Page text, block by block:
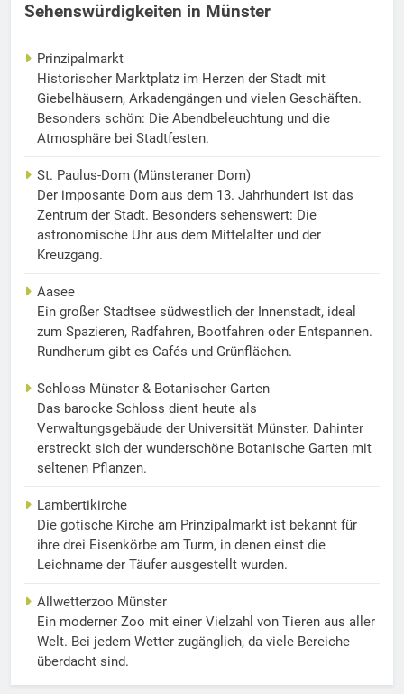
Sehenswürdigkeiten in Münster
Prinzipalmarkt
Historischer Marktplatz im Herzen der Stadt mit
Giebelhäusern, Arkadengängen und vielen Geschäften.
Besonders schön: Die Abendbeleuchtung und die
Atmosphäre bei Stadtfesten.
St. Paulus-Dom (Münsteraner Dom)
Der imposante Dom aus dem 13. Jahrhundert ist das
Zentrum der Stadt. Besonders sehenswert: Die
astronomische Uhr aus dem Mittelalter und der
Kreuzgang.
Aasee
Ein großer Stadtsee südwestlich der Innenstadt, ideal
zum Spazieren, Radfahren, Bootfahren oder Entspannen.
Rundherum gibt es Cafés und Grünflächen.
Schloss Münster & Botanischer Garten
Das barocke Schloss dient heute als
Verwaltungsgebäude der Universität Münster. Dahinter
erstreckt sich der wunderschöne Botanische Garten mit
seltenen Pflanzen.
Lambertikirche
Die gotische Kirche am Prinzipalmarkt ist bekannt für
ihre drei Eisenkörbe am Turm, in denen einst die
Leichname der Täufer ausgestellt wurden.
Allwetterzoo Münster
Ein moderner Zoo mit einer Vielzahl von Tieren aus aller
Welt. Bei jedem Wetter zugänglich, da viele Bereiche
überdacht sind.